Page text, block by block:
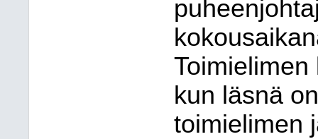
kun läsnä
toimielimen